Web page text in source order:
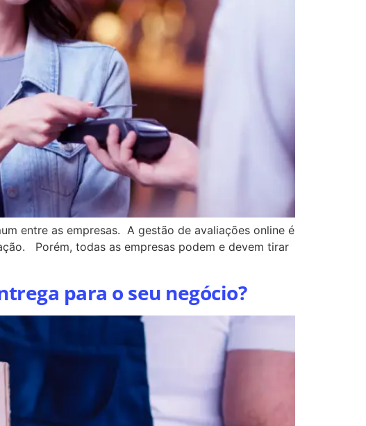
entre as empresas. A gestão de avaliações online é
Porém, todas as empresas podem e devem tirar
para o seu negócio?